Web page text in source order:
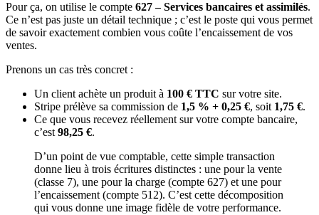
Pour ça, on utilise le compte 627 – Services bancaires et assimilés.
Ce n’est pas juste un détail technique ; c’est le poste qui vous permet
de savoir exactement combien vous coûte l’encaissement de vos
ventes.
Prenons un cas très concret :
Un client achète un produit à 100 € TTC sur votre site.
Stripe prélève sa commission de 1,5 % + 0,25 €, soit 1,75 €.
Ce que vous recevez réellement sur votre compte bancaire,
c’est 98,25 €.
D’un point de vue comptable, cette simple transaction
donne lieu à trois écritures distinctes : une pour la vente
(classe 7), une pour la charge (compte 627) et une pour
l’encaissement (compte 512). C’est cette décomposition
qui vous donne une image fidèle de votre performance.